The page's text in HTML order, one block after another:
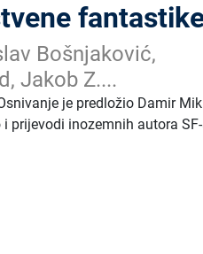
Bošnjaković,
Jakob Z....
je predložio Damir
prijevodi inozemnih autora